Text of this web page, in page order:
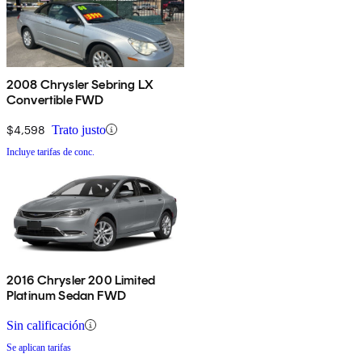
2008 Chrysler Sebring LX
Convertible FWD
$4,598 Trato justo
Incluye tarifas de conc.
2016 Chrysler 200 Limited
Platinum Sedan FWD
Sin calificación
Se aplican tarifas